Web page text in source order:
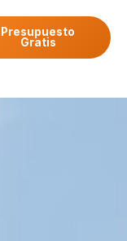
Presupuesto
Gratis